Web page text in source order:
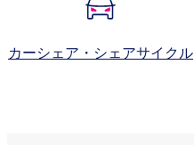
カーシェア・シェアサイクル